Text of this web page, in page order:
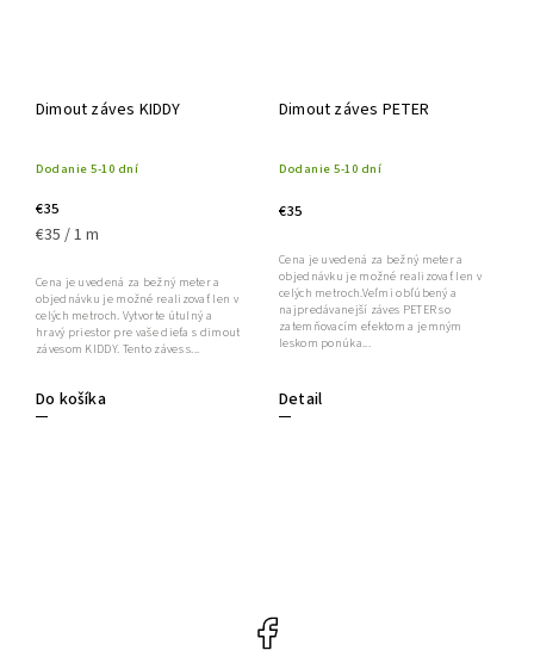
Dimout záves KIDDY
Dodanie 5-10 dní
€35
€35 / 1 m
Do košíka
Cena je uvedená za bežný meter a
objednávku je možné realizovať len v
celých metroch. Vytvorte útulný a
hravý priestor pre vaše dieťa s dimout
závesom KIDDY. Tento záves s...
Dimout záves PETER
Dodanie 5-10 dní
€35
Detail
Cena je uvedená za bežný meter a
objednávku je možné realizovať len v
celých metroch.Veľmi obľúbený a
najpredávanejší záves PETER so
zatemňovacím efektom a jemným
leskom ponúka...